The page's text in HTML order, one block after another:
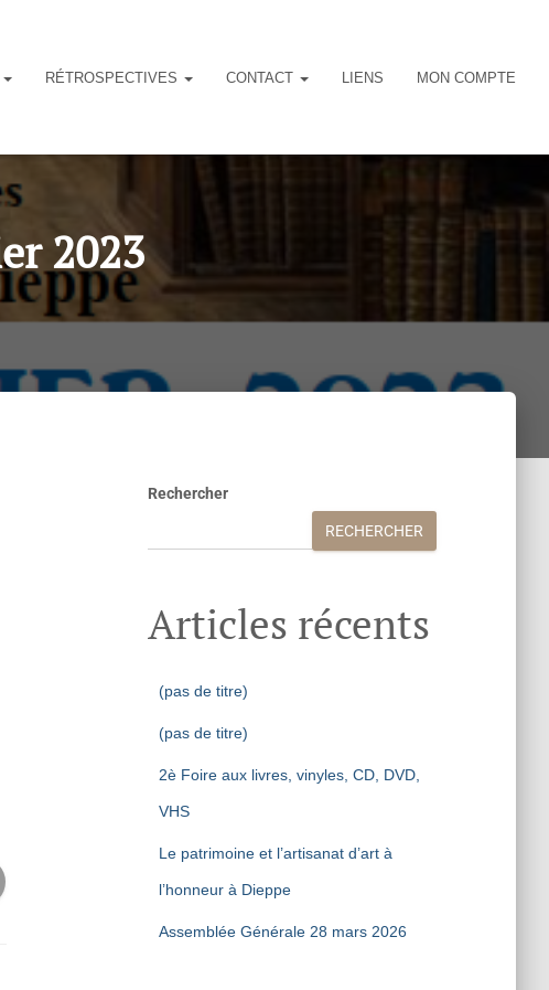
RÉTROSPECTIVES CONTACT LIENS MON COMPTE
2023
Rechercher
RECHERCHER
Articles récents
(pas de titre)
(pas de titre)
2è Foire aux livres, vinyles, CD, DVD,
VHS
Le patrimoine et l’artisanat d’art à
l’honneur à Dieppe
Assemblée Générale 28 mars 2026